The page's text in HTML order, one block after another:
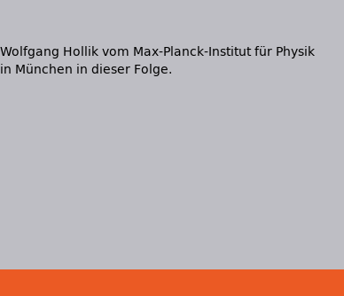
in München in dieser Folge.